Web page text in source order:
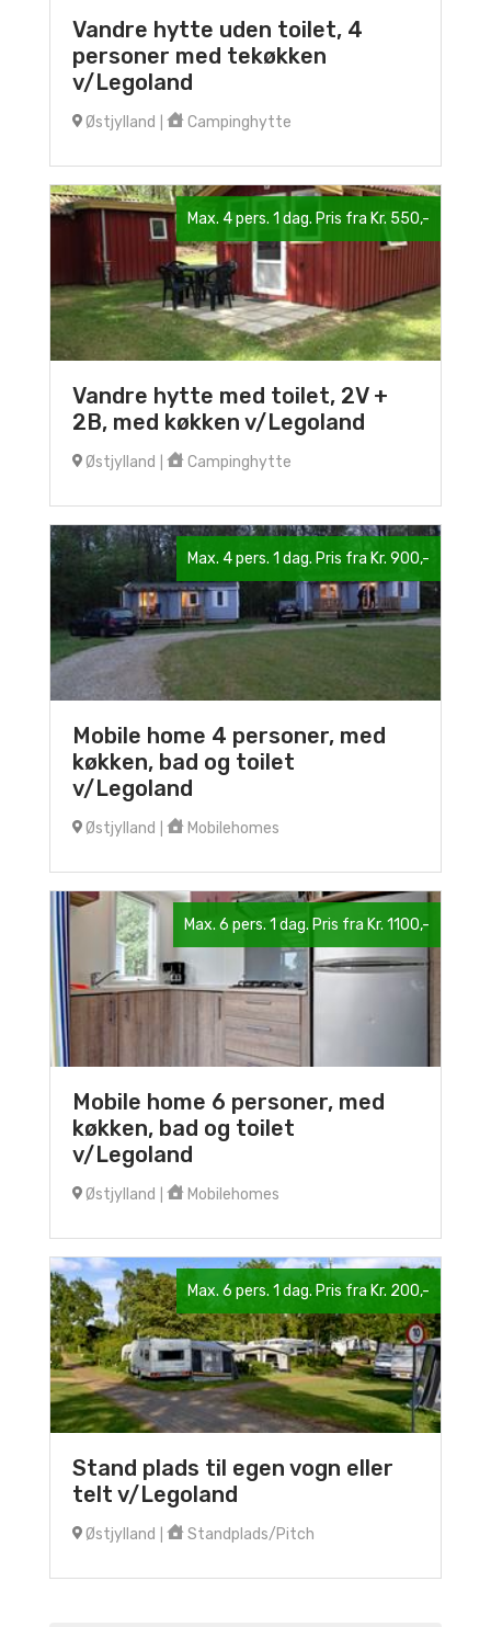
Vandre hytte uden toilet, 4
personer med tekøkken
v/Legoland
Østjylland Campinghytte
Max. 4 pers. 1 dag. Pris fra Kr. 550,-
Vandre hytte med toilet, 2V +
2B, med køkken v/Legoland
Østjylland Campinghytte
Max. 4 pers. 1 dag. Pris fra Kr. 900,-
Mobile home 4 personer, med
køkken, bad og toilet
v/Legoland
Østjylland Mobilehomes
Max. 6 pers. 1 dag. Pris fra Kr. 1100,-
Mobile home 6 personer, med
køkken, bad og toilet
v/Legoland
Østjylland Mobilehomes
Max. 6 pers. 1 dag. Pris fra Kr. 200,-
Stand plads til egen vogn eller
telt v/Legoland
Østjylland Standplads/Pitch